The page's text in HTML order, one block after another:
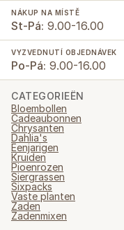
NÁKUP NA MÍSTĚ
St-Pá: 9.00-16.00
VYZVEDNUTÍ OBJEDNÁVEK
Po-Pá: 9.00-16.00
CATEGORIEËN
Bloembollen
Cadeaubonnen
Chrysanten
Dahlia's
Eenjarigen
Kruiden
Pioenrozen
Siergrassen
Sixpacks
Vaste planten
Zaden
Zadenmixen